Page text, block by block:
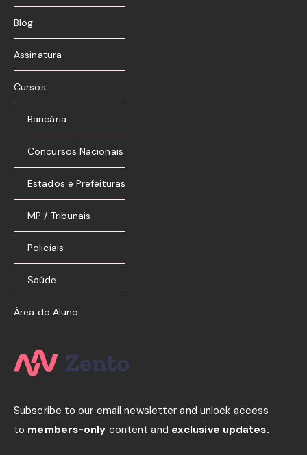
Blog
Assinatura
Cursos
Bancária
Concursos Nacionais
Estados e Prefeituras
MP / Tribunais
Policiais
Saúde
Área do Aluno
Subscribe to our email newsletter and unlock access
to members-only content and exclusive updates.